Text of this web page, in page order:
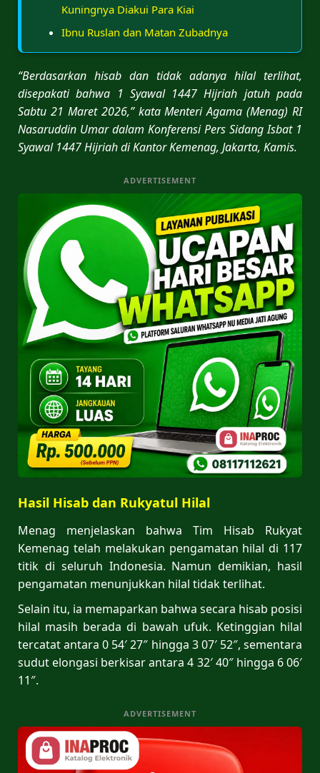
Kuningnya Diakui Para Kiai
Ibnu Ruslan dan Matan Zubadnya
“Berdasarkan hisab dan tidak adanya hilal terlihat,
disepakati bahwa 1 Syawal 1447 Hijriah jatuh pada
Sabtu 21 Maret 2026,” kata Menteri Agama (Menag) RI
Nasaruddin Umar dalam Konferensi Pers Sidang Isbat 1
Syawal 1447 Hijriah di Kantor Kemenag, Jakarta, Kamis.
ADVERTISEMENT
Hasil Hisab dan Rukyatul Hilal
Menag menjelaskan bahwa Tim Hisab Rukyat
Kemenag telah melakukan pengamatan hilal di 117
titik di seluruh Indonesia. Namun demikian, hasil
pengamatan menunjukkan hilal tidak terlihat.
Selain itu, ia memaparkan bahwa secara hisab posisi
hilal masih berada di bawah ufuk. Ketinggian hilal
tercatat antara 0 54′ 27″ hingga 3 07′ 52″, sementara
sudut elongasi berkisar antara 4 32′ 40″ hingga 6 06′
11″.
ADVERTISEMENT